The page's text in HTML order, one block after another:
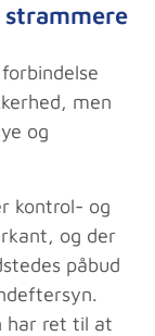
men
og
kontrol- og
og der
påbud
har ret til at